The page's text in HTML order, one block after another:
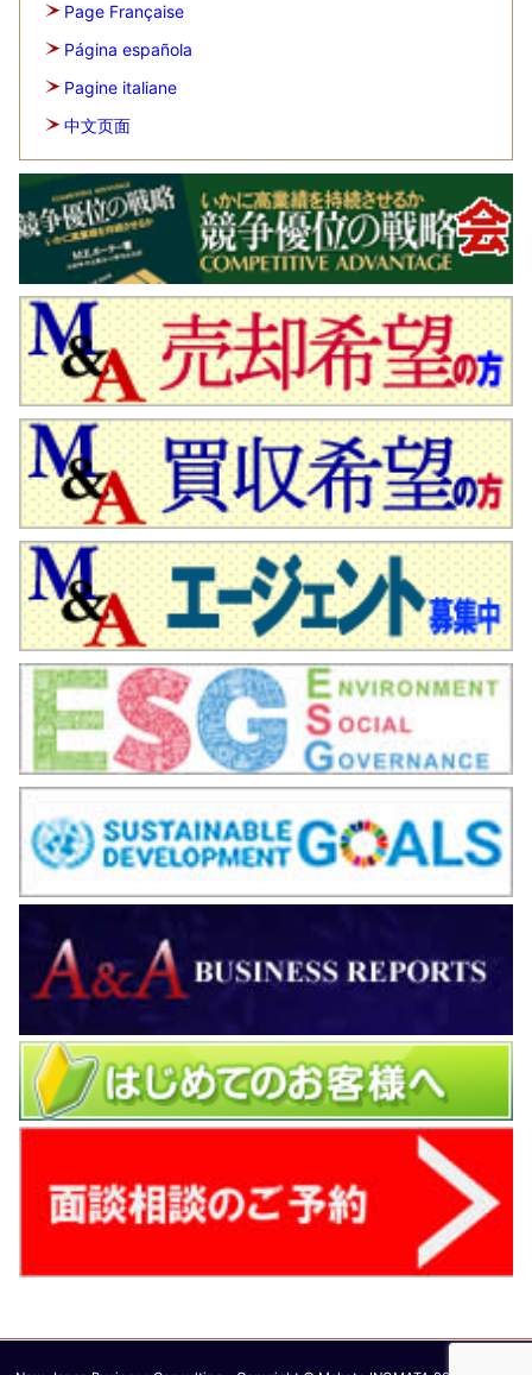
Page Française
Página española
Pagine italiane
中文页面